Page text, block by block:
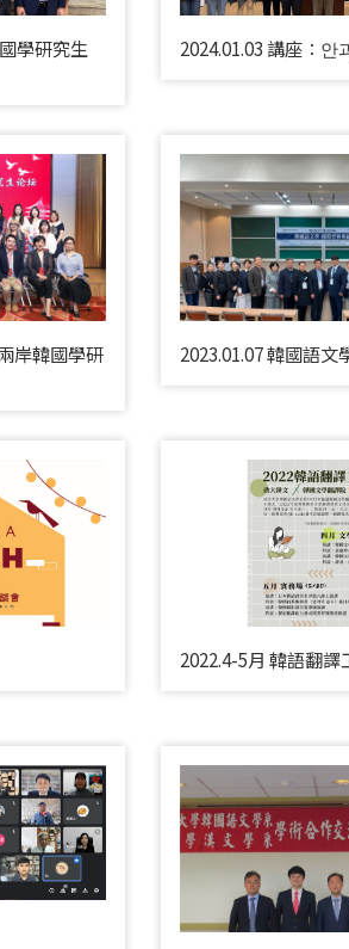
學研究生
2024.01.03 講座：안
岸韓國學研
2023.01.07 韓國語文
2022.4-5月 韓語翻譯